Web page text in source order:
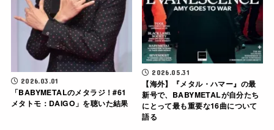
2026.03.01
「BABYMETALのメタラジ！#61
メタトモ：DAIGO」を聴いた結果
2026.05.31
【海外】『メタル・ハマー』の最
新号で、BABYMETALが自分たち
にとって最も重要な16曲について
語る